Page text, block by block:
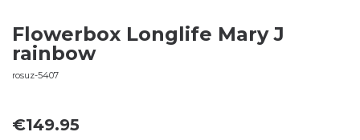
Flowerbox Longlife Mary J
rainbow
rosuz-5407
€149.95